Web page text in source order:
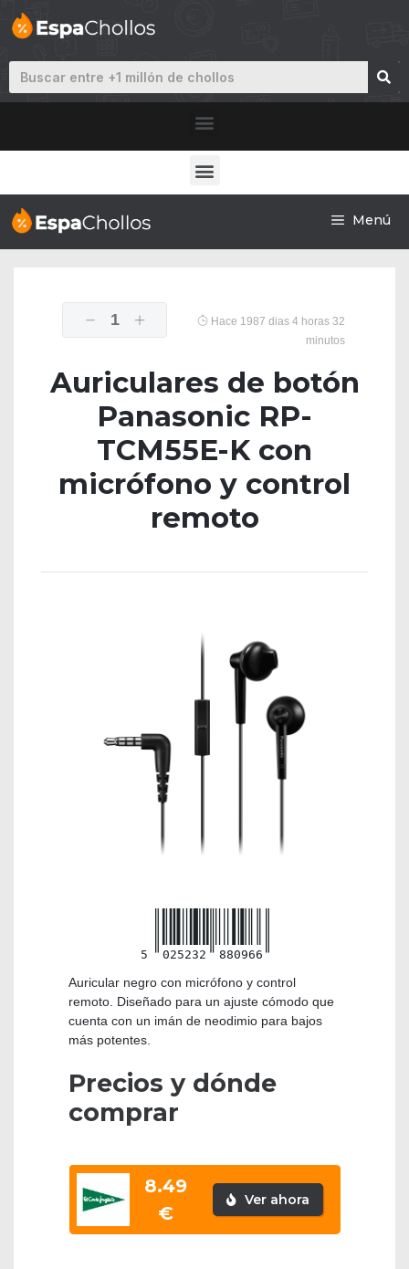
Menú
1
Hace 1987 dias 4 horas 32
minutos
Auriculares de botón
Panasonic RP-
TCM55E-K con
micrófono y control
remoto
5 025232 880966
Auricular negro con micrófono y control
remoto. Diseñado para un ajuste cómodo que
cuenta con un imán de neodimio para bajos
más potentes.
Precios y dónde
comprar
8.49
€
Ver ahora